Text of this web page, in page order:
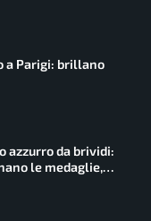
a Parigi: brillano
azzurro da brividi:
le medaglie,